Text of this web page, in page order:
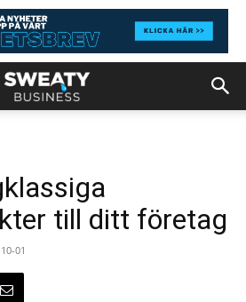
till ditt företag
01